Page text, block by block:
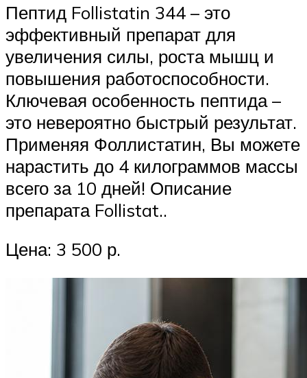
Пептид Follistatin 344 – это
эффективный препарат для
увеличения силы, роста мышц и
повышения работоспособности.
Ключевая особенность пептида –
это невероятно быстрый результат.
Применяя Фоллистатин, Вы можете
нарастить до 4 килограммов массы
всего за 10 дней! Описание
препарата Follistat..
Цена: 3 500 р.